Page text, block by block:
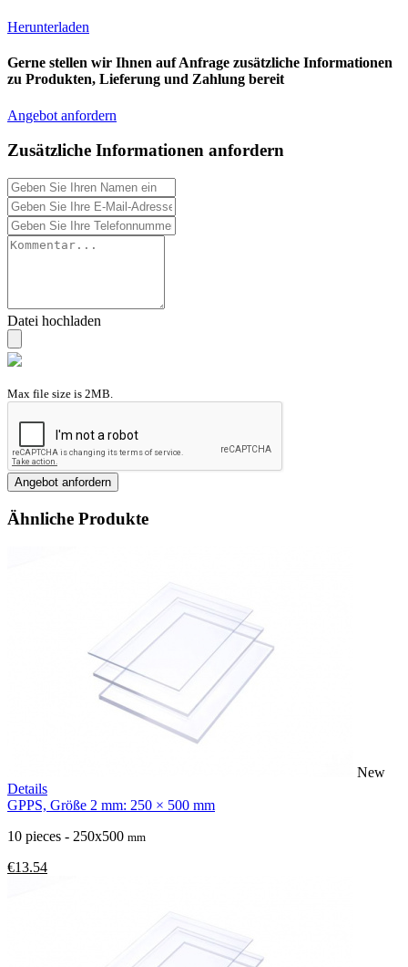
Herunterladen
Gerne stellen wir Ihnen auf Anfrage zusätzliche Informationen
zu Produkten, Lieferung und Zahlung bereit
Angebot anfordern
Zusätzliche Informationen anfordern
Datei hochladen
Max file size is 2MB.
Angebot anfordern
Ähnliche Produkte
New
Details
GPPS, Größe 2 mm: 250 × 500 mm
10 pieces - 250x500 mm
€13.54